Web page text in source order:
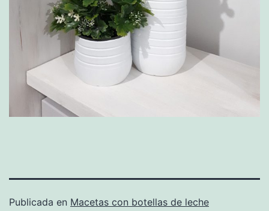
Publicada en Macetas con botellas de leche